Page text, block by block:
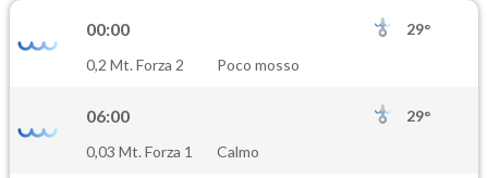
(Diossido di azoto)
PM10
00:00
29°
0,2 Mt. Forza 2
Poco mosso
06:00
29°
0,03 Mt. Forza 1
Calmo